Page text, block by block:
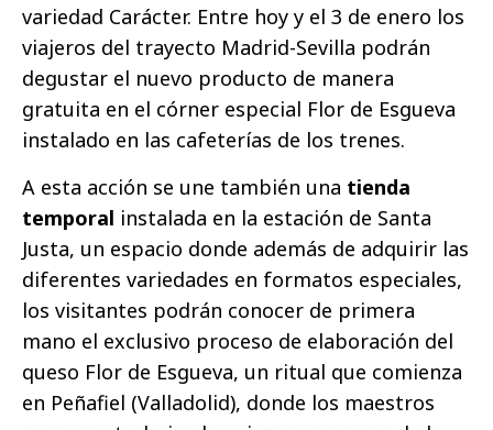
variedad Carácter. Entre hoy y el 3 de enero los
viajeros del trayecto Madrid-Sevilla podrán
degustar el nuevo producto de manera
gratuita en el córner especial Flor de Esgueva
instalado en las cafeterías de los trenes.
A esta acción se une también una tienda
temporal instalada en la estación de Santa
Justa, un espacio donde además de adquirir las
diferentes variedades en formatos especiales,
los visitantes podrán conocer de primera
mano el exclusivo proceso de elaboración del
queso Flor de Esgueva, un ritual que comienza
en Peñafiel (Valladolid), donde los maestros